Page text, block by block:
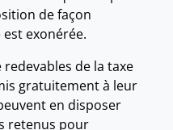
de façon
exonérée.
de la taxe
gratuitement à leur
en disposer
retenus pour